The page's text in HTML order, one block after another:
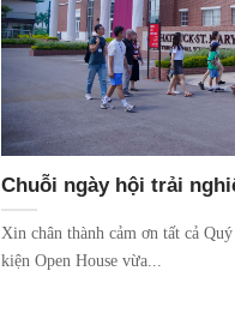
Chuỗi ngày hội trải
Xin chân thành cảm ơn tất cả
kiện Open House vừa...